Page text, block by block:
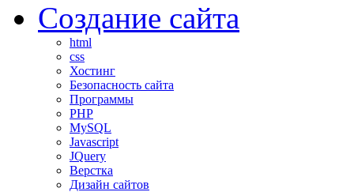
Создание сайта
html
css
Хостинг
Безопасность сайта
Программы
PHP
MySQL
Javascript
JQuery
Верстка
Дизайн сайтов